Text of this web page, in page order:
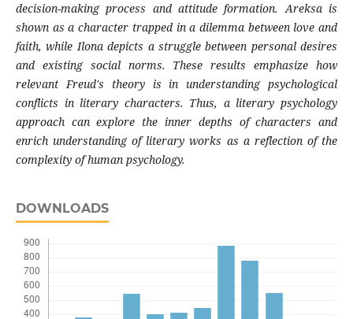
decision-making process and attitude formation. Areksa is
shown as a character trapped in a dilemma between love and
faith, while Ilona depicts a struggle between personal desires
and existing social norms. These results emphasize how
relevant Freud's theory is in understanding psychological
conflicts in literary characters. Thus, a literary psychology
approach can explore the inner depths of characters and
enrich understanding of literary works as a reflection of the
complexity of human psychology.
DOWNLOADS